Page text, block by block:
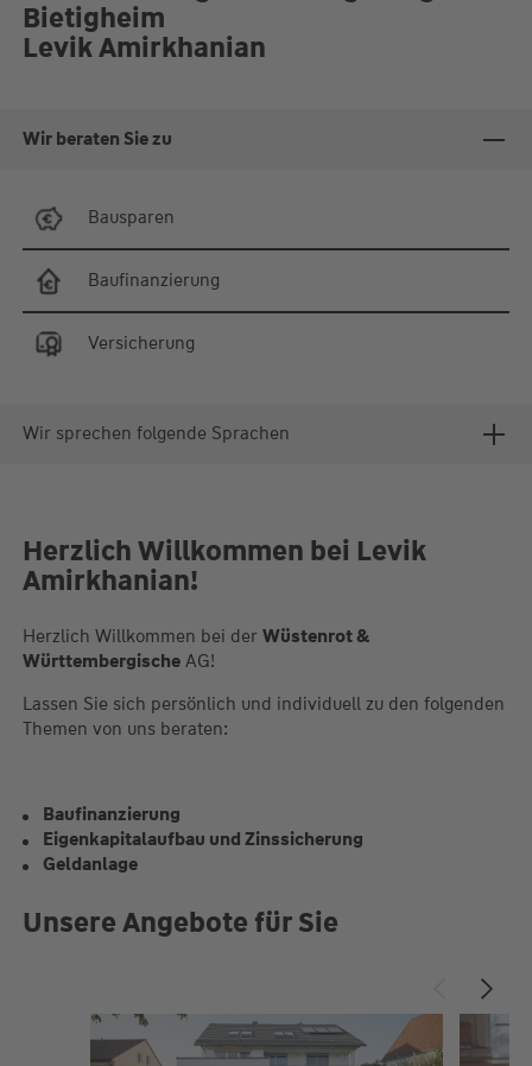
Bietigheim
Levik Amirkhanian
Wir beraten Sie zu
Bausparen
Baufinanzierung
Versicherung
Wir sprechen folgende Sprachen
Herzlich Willkommen bei Levik
Amirkhanian!
Herzlich Willkommen bei der Wüstenrot &
WürttembergischeAG!
Lassen Sie sich persönlich und individuell zu den folgenden
Themen von uns beraten:
Baufinanzierung
Eigenkapitalaufbau und Zinssicherung
Geldanlage
Unsere Angebote für Sie